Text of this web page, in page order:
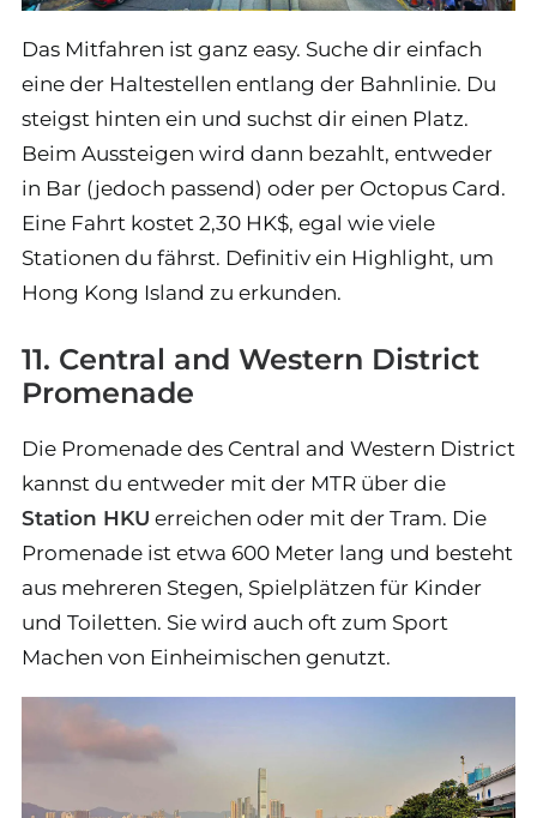
Das Mitfahren ist ganz easy. Suche dir einfach
eine der Haltestellen entlang der Bahnlinie. Du
steigst hinten ein und suchst dir einen Platz.
Beim Aussteigen wird dann bezahlt, entweder
in Bar (jedoch passend) oder per Octopus Card.
Eine Fahrt kostet 2,30 HK$, egal wie viele
Stationen du fährst. Definitiv ein Highlight, um
Hong Kong Island zu erkunden.
11. Central and Western District
Promenade
Die Promenade des Central and Western District
kannst du entweder mit der MTR über die
Station HKU erreichen oder mit der Tram. Die
Promenade ist etwa 600 Meter lang und besteht
aus mehreren Stegen, Spielplätzen für Kinder
und Toiletten. Sie wird auch oft zum Sport
Machen von Einheimischen genutzt.